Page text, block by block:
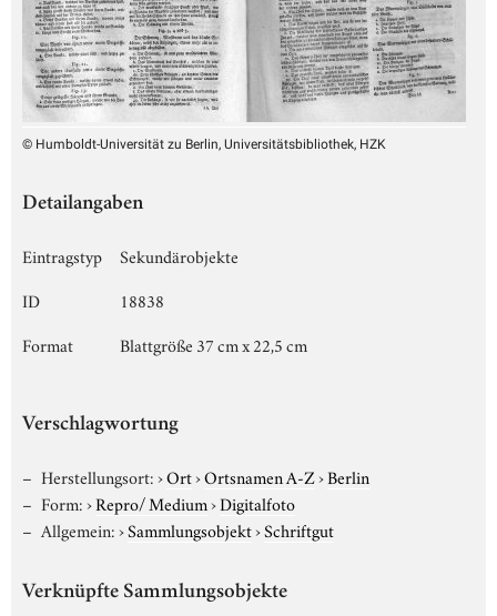
© Humboldt-Universität zu Berlin, Universitätsbibliothek, HZK
Detailangaben
Eintragstyp
Sekundärobjekte
ID
18838
Format
Blattgröße 37 cm x 22,5 cm
Verschlagwortung
Herstellungsort:›Ort›Ortsnamen A-Z›Berlin
Form:›Repro/ Medium›Digitalfoto
Allgemein:›Sammlungsobjekt›Schriftgut
Verknüpfte Sammlungsobjekte